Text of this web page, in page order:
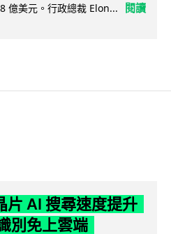
億美元。行政總裁 Elon...
閱讀
片 AI 搜尋速度提升
別免上雲端